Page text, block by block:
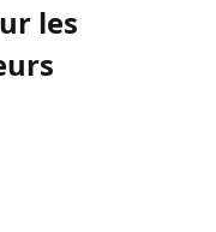
les